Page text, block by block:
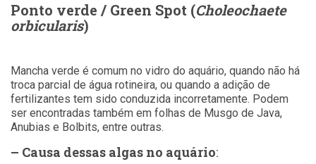
Ponto verde / Green Spot (Choleochaete
orbicularis)
Mancha verde é comum no vidro do aquário, quando não há
troca parcial de água rotineira, ou quando a adição de
fertilizantes tem sido conduzida incorretamente. Podem
ser encontradas também em folhas de Musgo de Java,
Anubias e Bolbits, entre outras.
– Causa dessas algas no aquário: